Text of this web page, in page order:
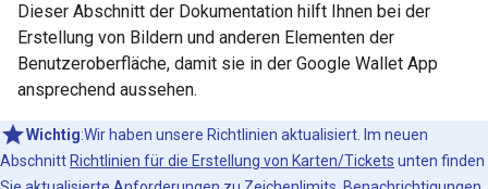
Dieser Abschnitt der Dokumentation hilft Ihnen bei der
Erstellung von Bildern und anderen Elementen der
Benutzeroberfläche, damit sie in der Google Wallet App
ansprechend aussehen.
Wichtig:Wir haben unsere Richtlinien aktualisiert. Im neuen
Abschnitt Richtlinien für die Erstellung von Karten/Tickets unten finden